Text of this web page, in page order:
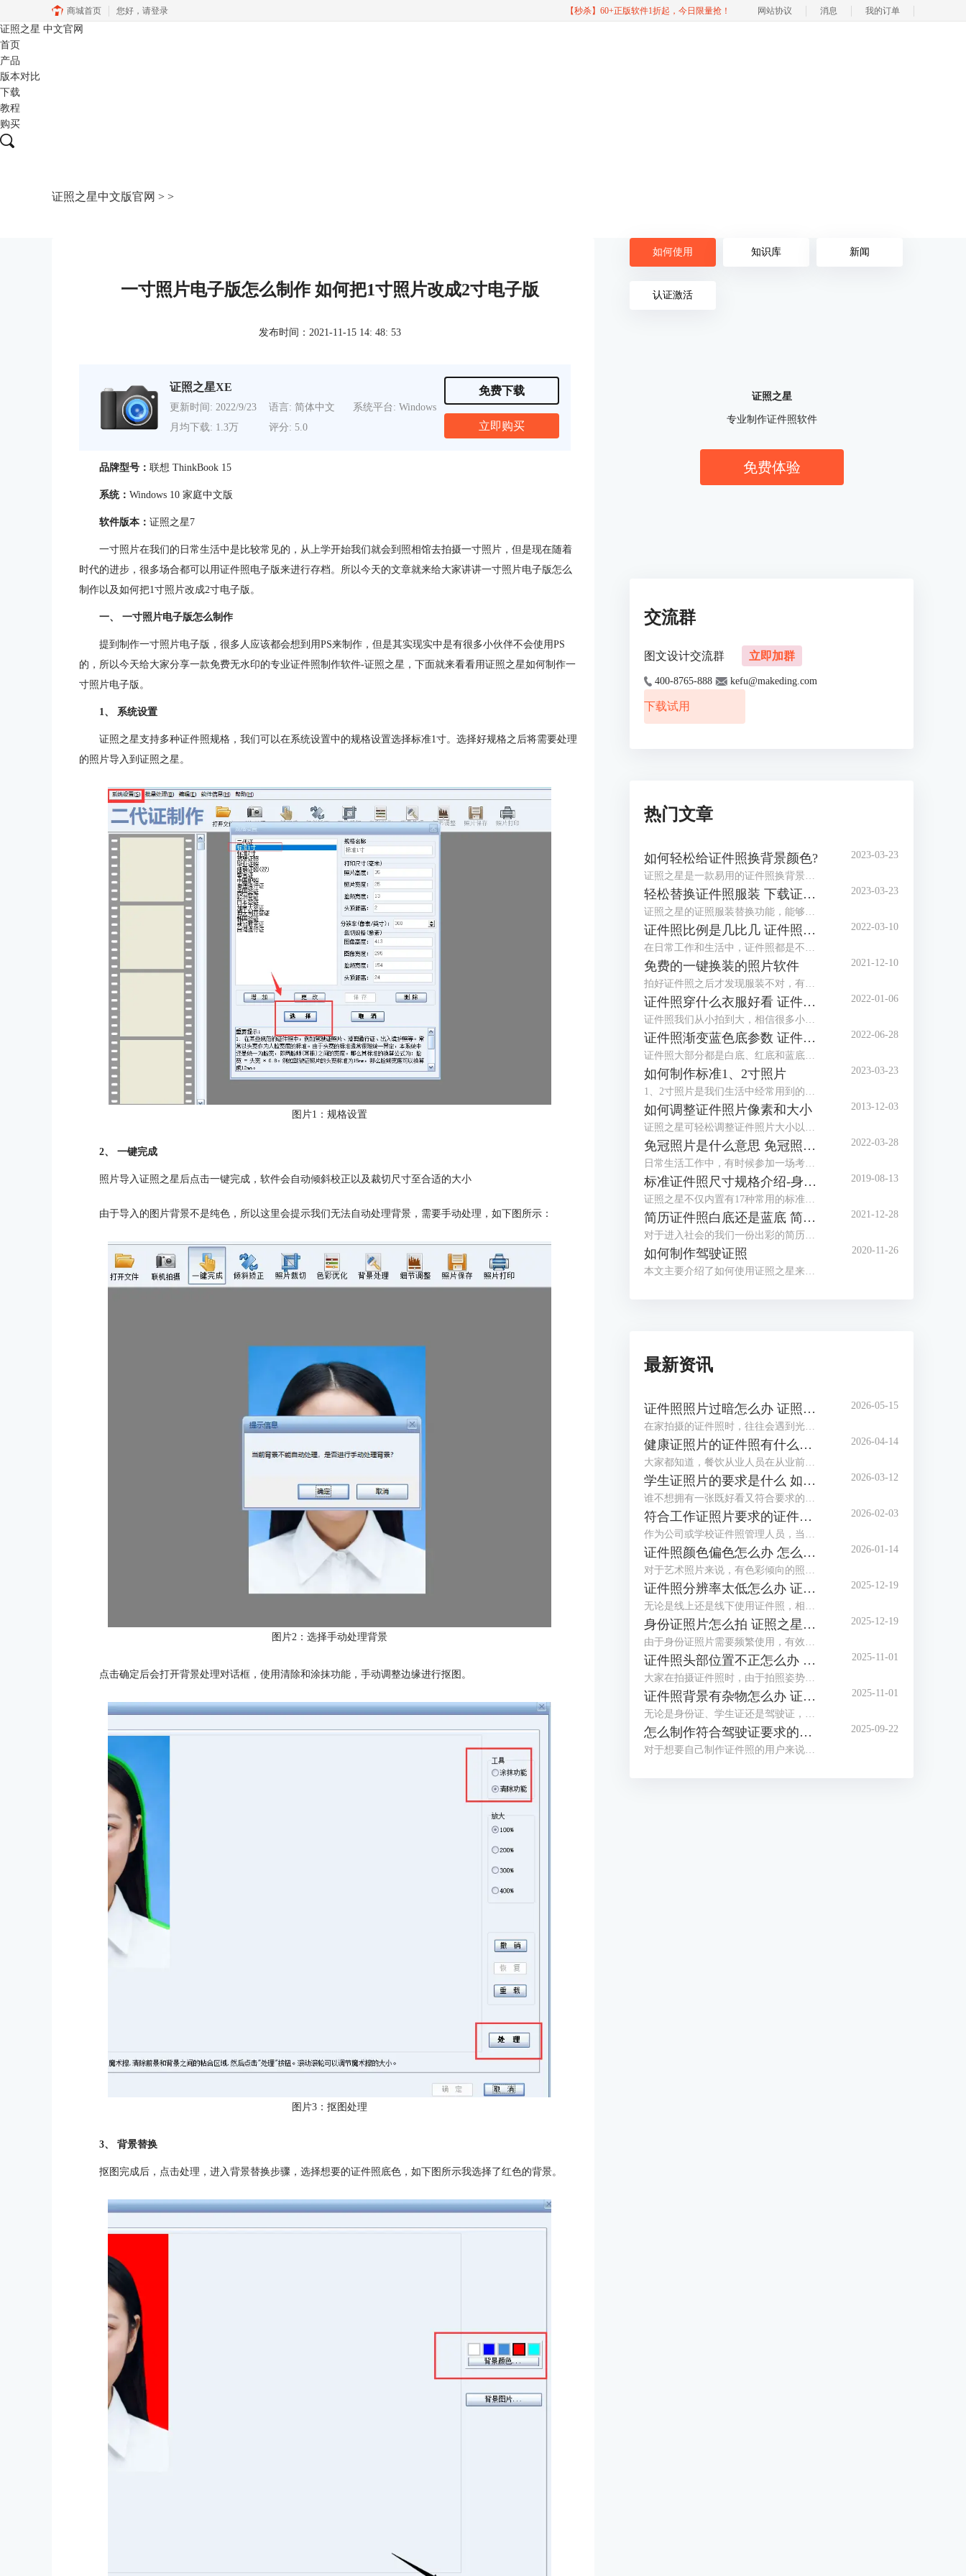
商城首页 您好， 请登录 【秒杀】60+正版软件1折起，今日限量抢！ 网站协议 消息 我的订单
证照之星 中文官网
首页
产品
版本对比
下载
教程
购买
证照之星中文版官网 > >
一寸照片电子版怎么制作 如何把1寸照片改成2寸电子版
发布时间：2021-11-15 14: 48: 53
证照之星XE
更新时间: 2022/9/23 语言: 简体中文
系统平台: Windows
月均下载: 1.3万
评分: 5.0
免费下载
立即购买
品牌型号： 联想 ThinkBook 15
系统： Windows 10 家庭中文版
软件版本： 证照之星7
一寸照片在我们的日常生活中是比较常见的，从上学开始我们就会到照相馆去拍摄一寸照片，但是现在随着
时代的进步，很多场合都可以用证件照电子版来进行存档。所以今天的文章就来给大家讲讲一寸照片电子版怎么
制作以及如何把1寸照片改成2寸电子版。
一、 一寸照片电子版怎么制作
提到制作一寸照片电子版，很多人应该都会想到用PS来制作，但是其实现实中是有很多小伙伴不会使用PS
的，所以今天给大家分享一款免费无水印的专业证件照制作软件-证照之星，下面就来看看用证照之星如何制作一
寸照片电子版。
1、 系统设置
证照之星支持多种证件照规格，我们可以在系统设置中的规格设置选择标准1寸。选择好规格之后将需要处理
的照片导入到证照之星。
图片1：规格设置
2、 一键完成
照片导入证照之星后点击一键完成，软件会自动倾斜校正以及裁切尺寸至合适的大小
由于导入的图片背景不是纯色，所以这里会提示我们无法自动处理背景，需要手动处理，如下图所示：
图片2：选择手动处理背景
点击确定后会打开背景处理对话框，使用清除和涂抹功能，手动调整边缘进行抠图。
图片3：抠图处理
3、 背景替换
抠图完成后，点击处理，进入背景替换步骤，选择想要的证件照底色，如下图所示我选择了红色的背景。
如何使用 知识库 新闻
认证激活
证照之星
专业制作证件照软件
免费体验
交流群
图文设计交流群 立即加群
400-8765-888 kefu@makeding.com
下载试用
热门文章
如何轻松给证件照换背景颜色?
证照之星是一款易用的证件照换背景软件，协助你方便快捷处理证件照片。 “一键裁剪”，“自动纠正倾斜”，“轻松换背景”等功能让你在几秒钟内完成证件照的处理编辑。
2023-03-23
轻松替换证件照服装 下载证件照服装模板
证照之星的证照服装替换功能，能够将普通便装照片替换成符合证件照要求的正装证件照片。
2023-03-23
证件照比例是几比几 证件照比例怎么修改
在日常工作和生活中，证件照都是不可或缺的，而证件照的比例和尺寸又都不相同，那么你知道，证件照比例是几比几，证件照比例怎么修改，今天小编就和大家分享一下。
2022-03-10
免费的一键换装的照片软件
拍好证件照之后才发现服装不对，有没有免费的一键换装的照片软件？这种棘手的任务，交给证件照工具就对了！证件照工具内置多款正装、西服模板，可以很好地满足换装的需求。
2021-12-10
证件照穿什么衣服好看 证件照衣服素材
证件照我们从小拍到大，相信很多小伙伴都发现了几乎每个照相馆都会准备两套衣服，有时候会叫我们换上他们准备的衣服拍摄。一般这种情况都是因为我们拍摄的时候穿的衣服不对，最常见的问题就是颜色与拍摄的背景色太相似，所以需要换装。那么今天就来给大家讲讲拍证件照穿什么衣服好看以及有哪些证件照衣服素材。
2022-01-06
证件照渐变蓝色底参数 证件照渐变蓝背景怎么设置
证件照大部分都是白底、红底和蓝底，但还有一种是渐变蓝色底，有时候单位会特别指定证件照要用渐变蓝色底，那么，证件照渐变蓝色底参数是多少呢？证件照渐变蓝背景怎么设置？下面就跟着小编一起来看看吧。
2022-06-28
如何制作标准1、2寸照片
1、2寸照片是我们生活中经常用到的照片，本文主要介绍了如何使用证照之星来制作标准的1、2寸照片，包括规格设置、裁剪照片、色彩修正、背景处理等。
2023-03-23
如何调整证件照片像素和大小
证照之星可轻松调整证件照片大小以及证件照片的像素，让照片制作调整简单就能够完成。
2013-12-03
免冠照片是什么意思 免冠照片是什么底
日常生活工作中，有时候参加一场考试或者办理一个证件都需要本人的免冠照片，那么，免冠照片是什么意思，免冠照片是什么底，这些你知道吗？今天小编就和大家分享一下。
2022-03-28
标准证件照尺寸规格介绍-身份证，护照，美国签证
证照之星不仅内置有17种常用的标准证件照规格模板，还可以自定义设置任意标准证件照尺寸规格，能够支持所有的标准证件照尺寸规格的制作处理。
2019-08-13
简历证件照白底还是蓝底 简历证件照尺寸一般多大
对于进入社会的我们一份出彩的简历是我们找一份满意的工作的前提，在简历中除了让HR关注的个人履历介绍外，就属简历证件照更能体现一个人的精神面貌，那么，我们在制作简历时，简历证件照是放白底还是蓝底呢？简历证件照尺寸一般多大呢？
2021-12-28
如何制作驾驶证照
本文主要介绍了如何使用证照之星来制作驾驶证照片，详细介绍了从照片导入、照片修改到最后打印出标准驾驶证照的步骤。
2020-11-26
最新资讯
证件照照片过暗怎么办 证照之星软件如何调整照片亮度
在家拍摄的证件照时，往往会遇到光线不足、光线不均匀等情况，拍摄出的证件照照片会偏暗，面部也不够清晰，甚至出现黑脸照，这类照片是不能作为证件照投入使用的。这个时候该怎么调整照片，让证件照画面更明亮通透呢？这篇文章就告诉大家证件照照片过暗怎么办，证照之星软件如何调整照片亮度。
2026-05-15
健康证照片的证件照有什么要求 证照之星软件如何制作满足健康证标准的照片
大家都知道，餐饮从业人员在从业前都必须办理一张健康证。在办理健康证时，如果不想让办证处在现场拍摄照片，可以自行提供标准的健康证照片，那么普通人如何制作满足健康证要求的照片呢？下面就向大家介绍健康证照片的证件照有什么要求，证照之星软件如何制作满足健康证标准的照片。
2026-04-14
学生证照片的要求是什么 如何用证照之星软件调整照片比例以满足学校要求
谁不想拥有一张既好看又符合要求的学生证照片呢？到了开学季，学校又开始催收证件照了。如果对照相馆拍摄的证件照不满意，还可以自己在家制作证件照，只需了解学生证件照要求后，下载专业的证件照制作软件制作，还省了去照相馆的费用。这篇文章就告诉大家学生证照片的要求是什么，如何用证照之星软件调整照片比例以满足学校要求。
2026-03-12
符合工作证照片要求的证件照怎么做 证照之星软件如何批量生成工作证照片
作为公司或学校证件照管理人员，当有海量电子证件照需要制作与整理时，还在一张一张地用PS修图吗？证件照需要一张张拍，拍摄好后却不必一张张处理，浪费时间不说，还给自己增加了许多的工作量，使用专业软件批量生成证件照就方便多了。这篇文章就告诉大家符合工作证照片要求的证件照怎么做，证照之星软件如何批量生成工作证照片。
2026-02-03
证件照颜色偏色怎么办 怎么用证照之星软件校正照片色彩
对于艺术照片来说，有色彩倾向的照片别具风格，但对于证件照来说，色彩冷暖明显或照片发灰发暗，是无法满足标准证件照要求并投入使用的，需要给照片进行色彩校正。这篇文章就告诉大家证件照颜色偏色怎么办，怎么用证照之星软件校正照片色彩。
2026-01-14
证件照分辨率太低怎么办 证照之星软件怎么提高照片的分辨率
无论是线上还是线下使用证件照，相应的系统和平台对证件照的清晰度都有要求，分辨率低、照片模糊，这些都会影响证件照的审核通过率，若不想重拍，可借助专业软件提升分辨率。这篇文章就告诉大家证件照分辨率太低怎么办，证照之星软件怎么提高照片的分辨率。
2025-12-19
身份证照片怎么拍 证照之星软件如何制作身份证照片
由于身份证照片需要频繁使用，有效期也较长，大家都想拍摄一张好看的身份证照，但办证处拍摄的身份证照却总不尽如人意，那么怎么拍摄让自己满意的身份证照呢？这篇文章就告诉大家身份证照片怎么拍，证照之星软件如何制作身份证照片。
2025-12-19
证件照头部位置不正怎么办 证照之星怎么校正照片头部位置
大家在拍摄证件照时，由于拍照姿势调整不到位，总是有轻微的歪头和斜肩现象，影响证件照美观，后期处理也比较困难。那么当证件照头部位置不正时，该怎么正确调整呢？这篇文章就告诉大家证件照头部位置不正怎么办，证照之星怎么校正照片头部位置。
2025-11-01
证件照背景有杂物怎么办 证照之星软件如何智能去除背景杂物
无论是身份证、学生证还是驾驶证，都需要一张符合证件场景使用要求的证件照，制作标准证件照，离不开干净清晰的背景，当在家拍的证件照背景有太多杂物，达不到要求时，需要借助软件进行修改。这篇文章就告诉大家证件照背景有杂物怎么办，证照之星软件如何智能去除背景杂物。
2025-11-01
怎么制作符合驾驶证要求的照片 证照之星软件如何自动裁剪照片至驾驶证尺寸
对于想要自己制作证件照的用户来说，难点不在于技术，而在于拥有合适的工具，有了好的证件照拍摄工具与专业又简便的证件照制作软件，小白也能轻松制作证件照。这篇文章就告诉大家怎么制作符合驾驶证要求的照片，证照之星软件如何自动裁剪照片至驾驶证尺寸。
2025-09-22